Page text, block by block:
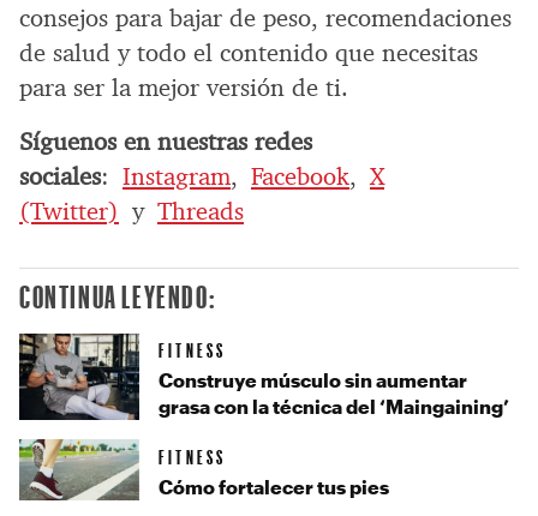
consejos para bajar de peso, recomendaciones
de salud y todo el contenido que necesitas
para ser la mejor versión de ti.
Síguenos en nuestras redes
sociales: Instagram, Facebook,X
(Twitter) y Threads
CONTINUA LEYENDO:
FITNESS
Construye músculo sin aumentar
grasa con la técnica del ‘Maingaining’
FITNESS
Cómo fortalecer tus pies